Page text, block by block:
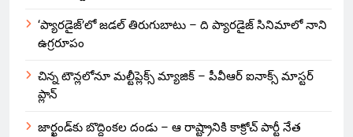
‘ప్యారడైజ్’లో జడల్ తిరుగుబాటు – ది ప్యారడైజ్ సినిమాలో నాని
ఉగ్రరూపం
చిన్న టౌన్లలోనూ మల్టీప్లెక్స్‌ మ్యాజిక్ – పీవీఆర్ ఐనాక్స్ మాస్టర్
ప్లాన్
జార్ఖండ్‌కు బొద్దింకల దండు – ఆ రాష్ట్రానికి కాక్రోచ్ పార్టీ నేత